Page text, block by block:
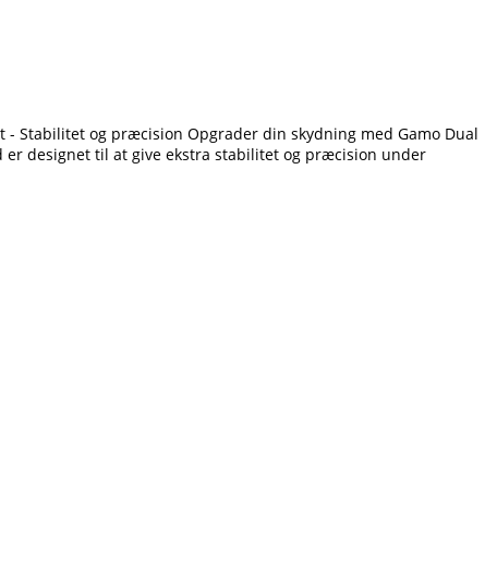
- Stabilitet og præcision Opgrader din skydning med Gamo Dual
er designet til at give ekstra stabilitet og præcision under